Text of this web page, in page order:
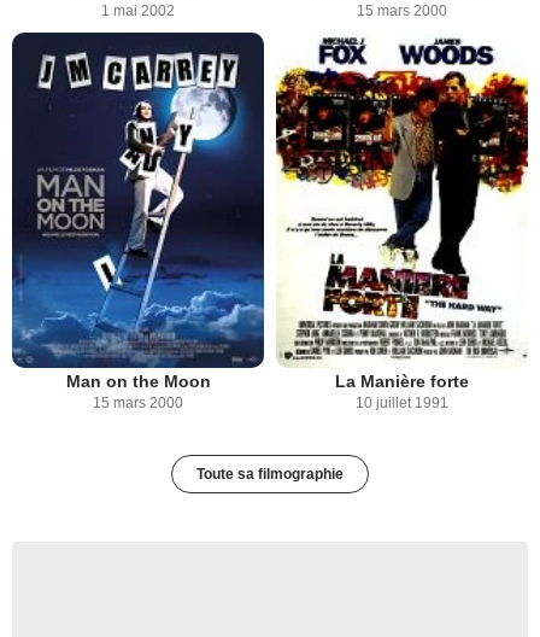
1 mai 2002 15 mars 2000
Man on the Moon
15 mars 2000
La Manière forte
10 juillet 1991
Toute sa filmographie